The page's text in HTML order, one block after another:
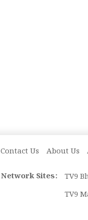
Contact Us About Us
Network Sites: TV9
TV9